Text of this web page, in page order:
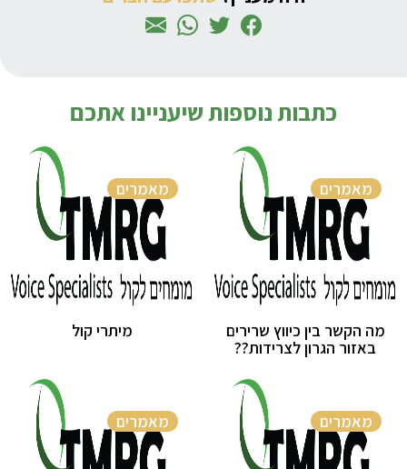
כתבות נוספות שיעניינו אתכם
מאמרים
מה הקשר בין כיווץ שרירים
באזור הגרון לצרידות??
מאמרים
מיתרי קול
מאמרים מאמרים